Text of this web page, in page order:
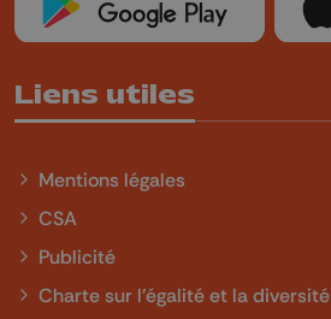
Liens utiles
Mentions légales
CSA
Publicité
Charte sur l'égalité et la diversité